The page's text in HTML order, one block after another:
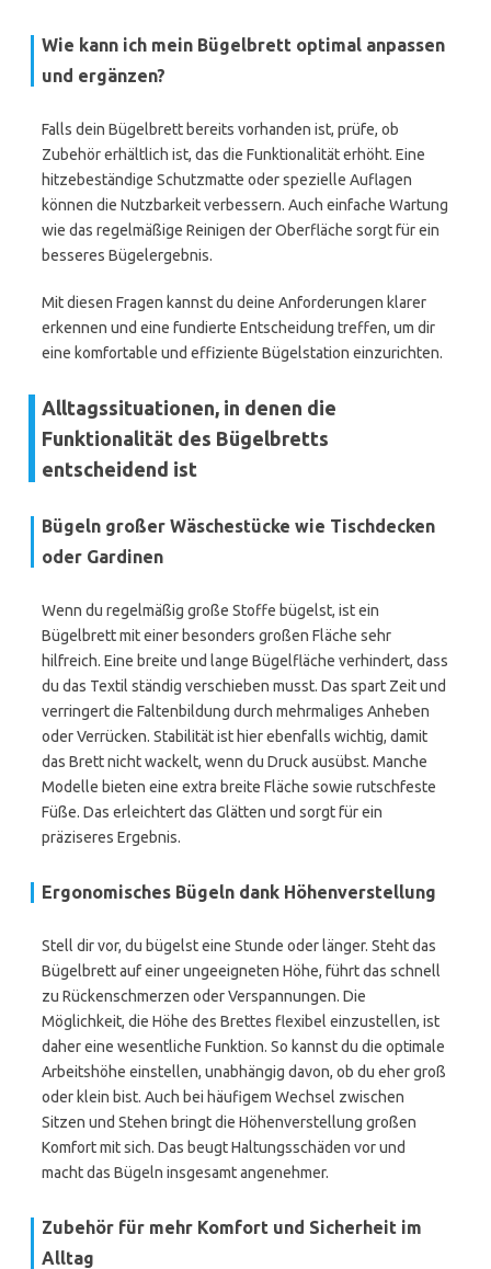
Wie kann ich mein Bügelbrett optimal anpassen
und ergänzen?
Falls dein Bügelbrett bereits vorhanden ist, prüfe, ob
Zubehör erhältlich ist, das die Funktionalität erhöht. Eine
hitzebeständige Schutzmatte oder spezielle Auflagen
können die Nutzbarkeit verbessern. Auch einfache Wartung
wie das regelmäßige Reinigen der Oberfläche sorgt für ein
besseres Bügelergebnis.
Mit diesen Fragen kannst du deine Anforderungen klarer
erkennen und eine fundierte Entscheidung treffen, um dir
eine komfortable und effiziente Bügelstation einzurichten.
Alltagssituationen, in denen die
Funktionalität des Bügelbretts
entscheidend ist
Bügeln großer Wäschestücke wie Tischdecken
oder Gardinen
Wenn du regelmäßig große Stoffe bügelst, ist ein
Bügelbrett mit einer besonders großen Fläche sehr
hilfreich. Eine breite und lange Bügelfläche verhindert, dass
du das Textil ständig verschieben musst. Das spart Zeit und
verringert die Faltenbildung durch mehrmaliges Anheben
oder Verrücken. Stabilität ist hier ebenfalls wichtig, damit
das Brett nicht wackelt, wenn du Druck ausübst. Manche
Modelle bieten eine extra breite Fläche sowie rutschfeste
Füße. Das erleichtert das Glätten und sorgt für ein
präziseres Ergebnis.
Ergonomisches Bügeln dank Höhenverstellung
Stell dir vor, du bügelst eine Stunde oder länger. Steht das
Bügelbrett auf einer ungeeigneten Höhe, führt das schnell
zu Rückenschmerzen oder Verspannungen. Die
Möglichkeit, die Höhe des Brettes flexibel einzustellen, ist
daher eine wesentliche Funktion. So kannst du die optimale
Arbeitshöhe einstellen, unabhängig davon, ob du eher groß
oder klein bist. Auch bei häufigem Wechsel zwischen
Sitzen und Stehen bringt die Höhenverstellung großen
Komfort mit sich. Das beugt Haltungsschäden vor und
macht das Bügeln insgesamt angenehmer.
Zubehör für mehr Komfort und Sicherheit im
Alltag